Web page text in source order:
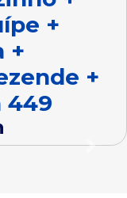
+
+
+
449